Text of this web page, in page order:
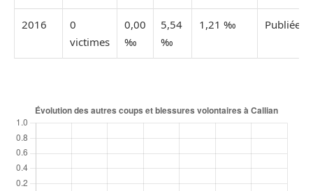
2016
0
victimes
0,00
‰
5,54
‰
1,21 ‰ Publiée